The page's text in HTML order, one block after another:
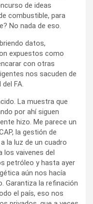
de ideas
combustible, para
No nada de eso.
datos,
expuestos como
con otras
nos sacuden de
FA.
La muestra que
por ahí siguen
hizo. Me parece un
la gestión de
la luz de un cuadro
los vaivenes del
petróleo y hasta ayer
aún nos hacía
Garantiza la refinación
el país, eso nos